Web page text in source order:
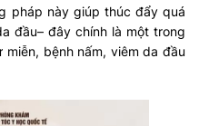
pháp này giúp thúc đẩy quá
đầu– đây chính là một trong
bệnh nấm, viêm da đầu